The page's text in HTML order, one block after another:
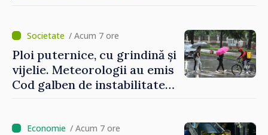
/ Acum 7 ore
Ploi puternice, cu grindină și
vijelie. Meteorologii au emis
Cod galben de instabilitate
/ Acum 7 ore